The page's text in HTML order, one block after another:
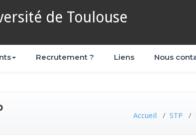
de Toulouse
Recrutement ? Liens Nous
Accueil / STP /